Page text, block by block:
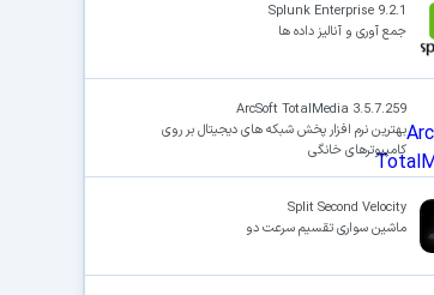
Splunk Enterprise 9.2.1
جمع آوری و آنالیز داده ها
ArcSoft TotalMedia 3.5.7.259
بهترین نرم افزار پخش شبکه های دیجیتال بر روی
کامپیوترهای خانگی
Split Second Velocity
ماشین سواری تقسیم سرعت دو